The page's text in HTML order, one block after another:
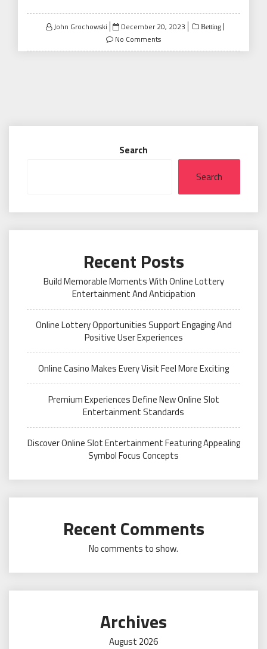
John Grochowski
Posted
on
December 20, 2023 Betting
No Comments
Search
Search
Recent Posts
Build Memorable Moments With Online Lottery
Entertainment And Anticipation
Online Lottery Opportunities Support Engaging And
Positive User Experiences
Online Casino Makes Every Visit Feel More Exciting
Premium Experiences Define New Online Slot
Entertainment Standards
Discover Online Slot Entertainment Featuring Appealing
Symbol Focus Concepts
Recent Comments
No comments to show.
Archives
August 2026